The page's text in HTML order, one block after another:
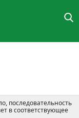
последовательность
в соответствующее